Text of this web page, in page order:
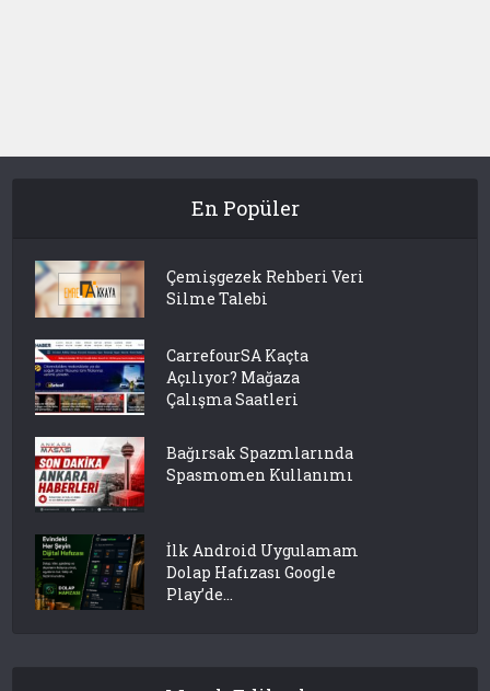
En Popüler
Çemişgezek Rehberi Veri
Silme Talebi
CarrefourSA Kaçta
Açılıyor? Mağaza
Çalışma Saatleri
Bağırsak Spazmlarında
Spasmomen Kullanımı
İlk Android Uygulamam
Dolap Hafızası Google
Play’de...